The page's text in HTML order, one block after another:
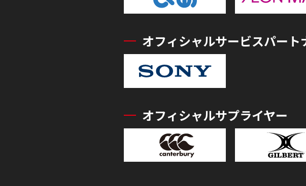
オフィシャルサービスパート
オフィシャルサプライヤー